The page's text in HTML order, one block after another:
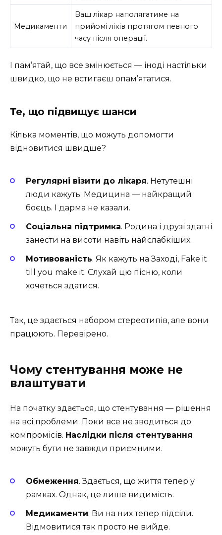
Медикаменти
Ваш лікар наполягатиме на
прийомі ліків протягом певного
часу після операції.
І пам’ятай, що все змінюється — іноді настільки
швидко, що не встигаєш опам’ятатися.
Те, що підвищує шанси
Кілька моментів, що можуть допомогти
відновитися швидше?
Регулярні візити до лікаря. Нетутешні
люди кажуть: Медицина — найкращий
боєць. І дарма не казали.
Соціальна підтримка. Родина і друзі здатні
занести на висоти навіть найслабкіших.
Мотивованість. Як кажуть на Заході, Fake it
till you make it. Слухай цю пісню, коли
хочеться здатися.
Так, це здається набором стереотипів, але вони
працюють. Перевірено.
Чому стентування може не
влаштувати
На початку здається, що стентування — рішення
на всі проблеми. Поки все не зводиться до
компромісів. Наслідки після стентування
можуть бути не завжди приємними.
Обмеження. Здається, що життя тепер у
рамках. Однак, це лише видимість.
Медикаменти. Ви на них тепер підсіли.
Відмовитися так просто не вийде.